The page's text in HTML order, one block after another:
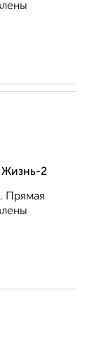
Жизнь-2
Прямая